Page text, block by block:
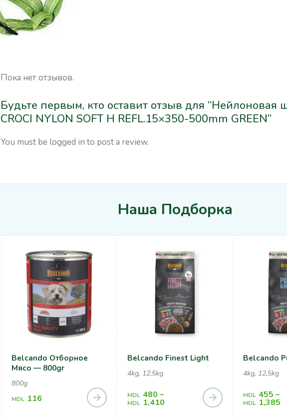
Пока нет отзывов.
Будьте первым, кто оставит отзыв для “Нейлоновая
CROCI NYLON SOFT H REFL.15×350-500mm GREEN”
You must be logged in to post a review.
Наша Подборка
Belcando Отборное
Мясо — 800gr
800g
MDL 116
Belcando Finest Light
4kg, 12,5kg
MDL 480 –
MDL 1,410
Belcando
4kg, 12,5kg
MDL 455 –
MDL 1,385